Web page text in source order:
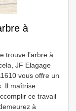
à
trouve l’arbre à
JF Elagage
vous offre un
Il maîtrise
ce travail
à